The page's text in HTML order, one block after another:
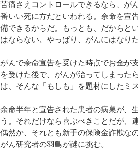
苦痛さえコントロールできるなら、が
番いい死に方だといわれる。余命を宣
備できるからだ。もっとも、だからと
はならない。やっぱり、がんにはなり
がんで余命宣告を受けた時点でお金が
を受けた後で、がんが治ってしまった
は、そんな「もしも」を題材にしたミ
余命半年と宣告された患者の病巣が、
う。それだけなら喜ぶべきことだが、
偶然か、それとも新手の保険金詐欺な
がん研究者の羽島が謎に挑む。